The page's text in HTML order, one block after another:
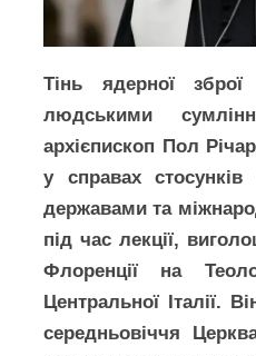
Тінь ядерної
людськими
архієпископ Пол
у справах
державами та
під час лекції,
Флоренції на
Центральної Італії.
середньовіччя